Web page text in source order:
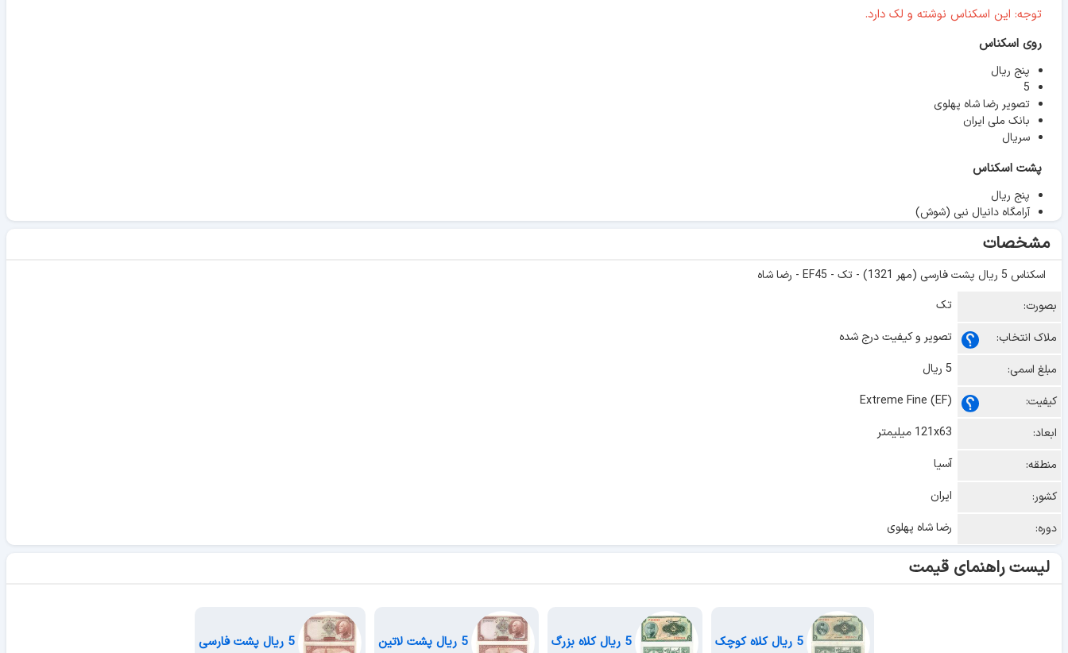
توجه: این اسکناس نوشته و لک دارد.
روی اسکناس
پنج ریال
5
تصویر رضا شاه پهلوی
بانک ملی ایران
سریال
پشت اسکناس
پنج ریال
آرامگاه دانیال نبی (شوش)
مشخصات
اسکناس 5 ریال پشت فارسی (مهر 1321) - تک - EF45 - رضا شاه
بصورت:
تک
ملاک انتخاب:
تصویر و کیفیت درج شده
مبلغ اسمی:
5 ریال
کیفیت:
Extreme Fine (EF)
ابعاد:
121x63 میلیمتر
منطقه:
آسیا
کشور:
ایران
دوره:
رضا شاه پهلوی
لیست راهنمای قیمت
5 ریال کلاه کوچک 5 ریال کلاه بزرگ 5 ریال پشت لاتین 5 ریال پشت فارسی